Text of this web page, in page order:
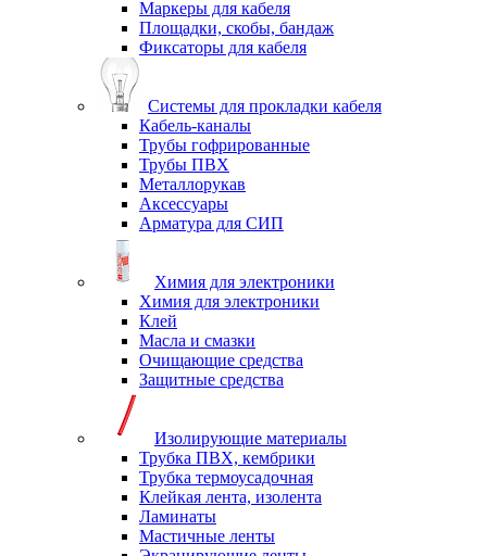
Маркеры для кабеля
Площадки, скобы, бандаж
Фиксаторы для кабеля
Системы для прокладки кабеля
Кабель-каналы
Трубы гофрированные
Трубы ПВХ
Металлорукав
Аксессуары
Арматура для СИП
Химия для электроники
Химия для электроники
Клей
Масла и смазки
Очищающие средства
Защитные средства
Изолирующие материалы
Трубка ПВХ, кембрики
Трубка термоусадочная
Клейкая лента, изолента
Ламинаты
Мастичные ленты